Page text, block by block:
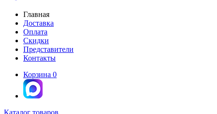
Главная
Доставка
Оплата
Скидки
Представители
Контакты
Корзина 0
Каталог товаров